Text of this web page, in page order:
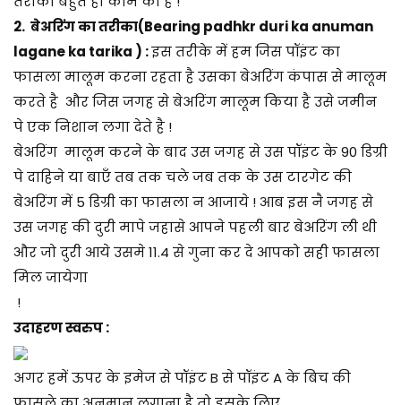
2. बेअरिंग का तरीका(Bearing padhkr duri ka anuman
lagane ka tarika ) :इस तरीके में हम जिस पॉइंट का
फासला मालूम करना रहता है उसका बेअरिंग कंपास से मालूम
करते है और जिस जगह से बेअरिंग मालूम किया है उसे जमीन
पे एक निशान लगा देते है !
बेअरिंग मालूम करने के बाद उस जगह से उस पॉइंट के 90 डिग्री
पे दाहिने या बाएँ तब तक चले जब तक के उस टारगेट की
बेअरिंग में 5 डिग्री का फासला न आजाये ! आब इस नै जगह से
उस जगह की दुरी मापे जहासे आपने पहली बार बेअरिंग ली थी
और जो दुरी आये उसमे 11.4 से गुना कर दे आपको सही फासला
मिल जायेगा
!
उदाहरण स्वरुप :
अगर हमें ऊपर के इमेज से पॉइंट B से पॉइंट A के बिच की